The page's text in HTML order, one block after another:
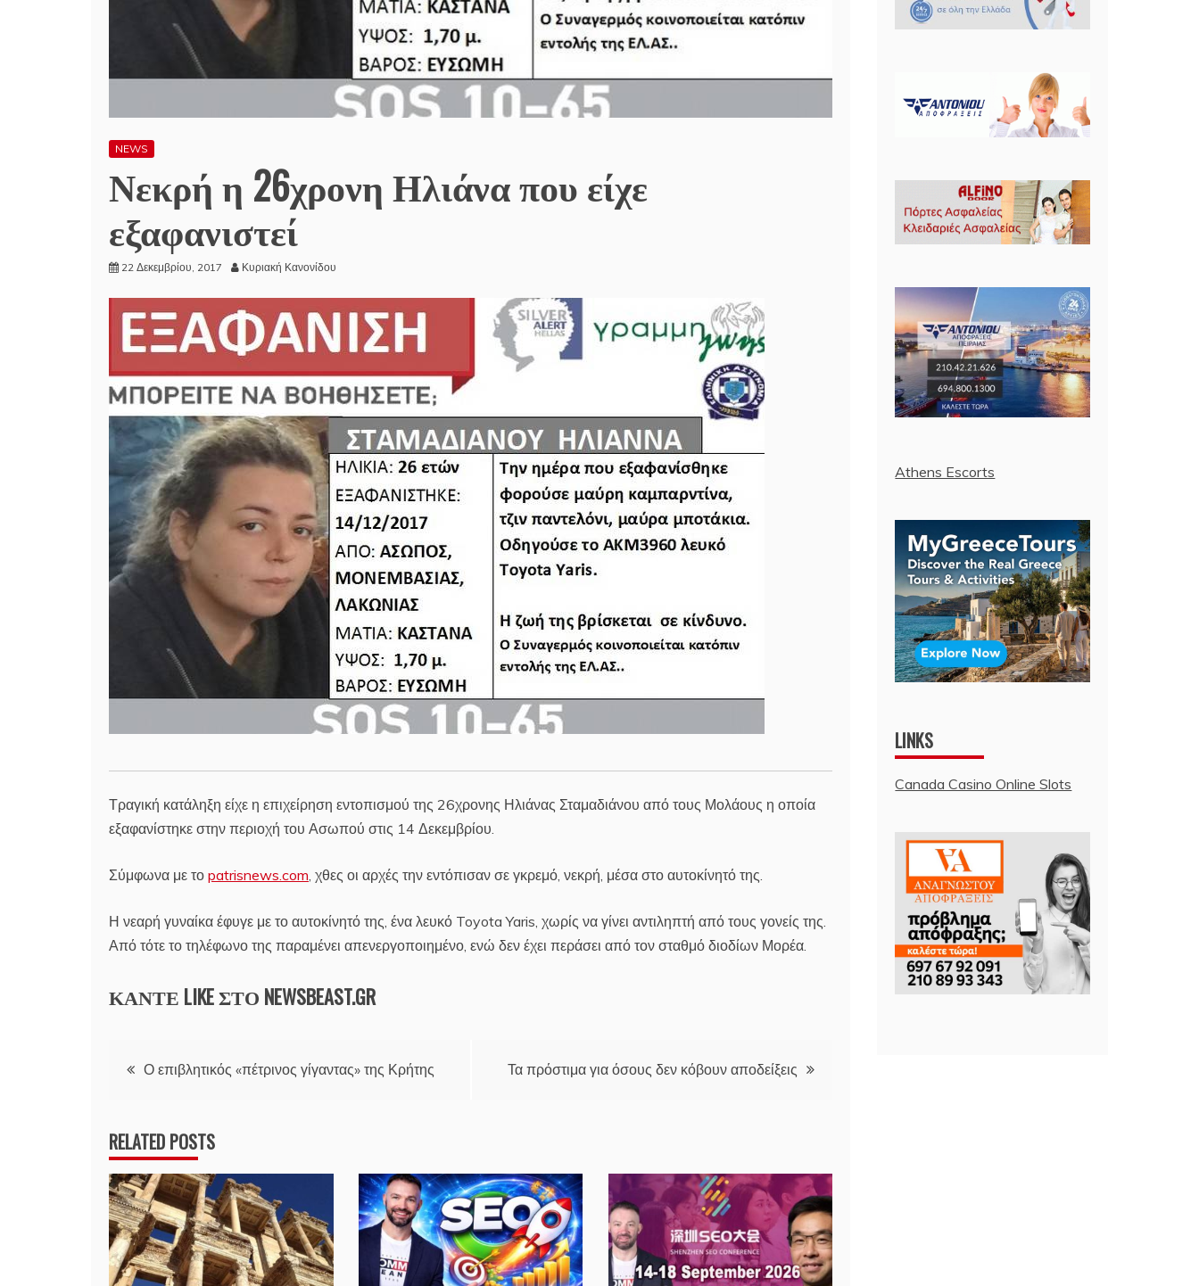
NEWS
Νεκρή η 26χρονη Ηλιάνα που είχε
εξαφανιστεί
22 Δεκεμβρίου, 2017 Κυριακή Κανονίδου
Τραγική κατάληξη είχε η επιχείρηση εντοπισμού της 26χρονης Ηλιάνας Σταμαδιάνου από τους Μολάους η οποία
εξαφανίστηκε στην περιοχή του Ασωπού στις 14 Δεκεμβρίου.
Σύμφωνα με το patrisnews.com , χθες οι αρχές την εντόπισαν σε γκρεμό, νεκρή, μέσα στο αυτοκίνητό της.
Η νεαρή γυναίκα έφυγε με το αυτοκίνητό της, ένα λευκό Toyota Yaris, χωρίς να γίνει αντιληπτή από τους γονείς της.
Από τότε το τηλέφωνο της παραμένει απενεργοποιημένο, ενώ δεν έχει περάσει από τον σταθμό διοδίων Μορέα.
ΚΑΝΤΕ LIKE ΣΤΟ NEWSBEAST.GR
Πλοήγηση
Ο επιβλητικός «πέτρινος γίγαντας» της Κρήτης Τα πρόστιμα για όσους δεν κόβουν αποδείξεις
RELATED POSTS
Athens Escorts
LINKS
Canada Casino Online Slots